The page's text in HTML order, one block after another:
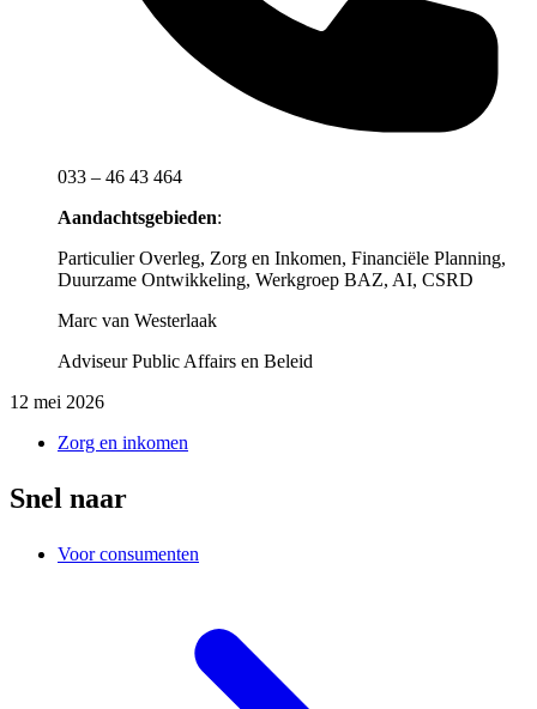
033 – 46 43 464
Aandachtsgebieden:
Particulier Overleg, Zorg en Inkomen, Financiële Planning,
Duurzame Ontwikkeling, Werkgroep BAZ, AI, CSRD
Marc van Westerlaak
Adviseur Public Affairs en Beleid
12 mei 2026
Zorg en inkomen
Snel naar
Voor consumenten